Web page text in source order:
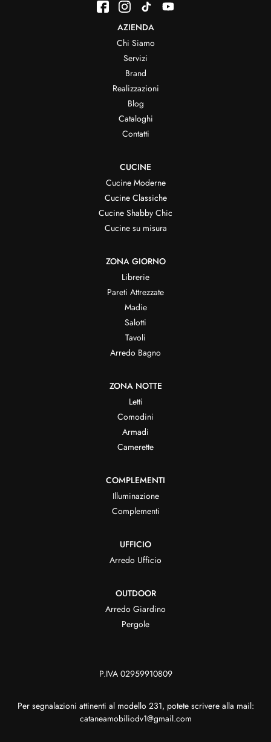
AZIENDA
Chi Siamo
Servizi
Brand
Realizzazioni
Blog
Cataloghi
Contatti
CUCINE
Cucine Moderne
Cucine Classiche
Cucine Shabby Chic
Cucine su misura
ZONA GIORNO
Librerie
Pareti Attrezzate
Madie
Salotti
Tavoli
Arredo Bagno
ZONA NOTTE
Letti
Comodini
Armadi
Camerette
COMPLEMENTI
Illuminazione
Complementi
UFFICIO
Arredo Ufficio
OUTDOOR
Arredo Giardino
Pergole
P.IVA 02959910809
Per segnalazioni attinenti al modello 231, potete scrivere alla mail:
cataneamobiliodv1@gmail.com